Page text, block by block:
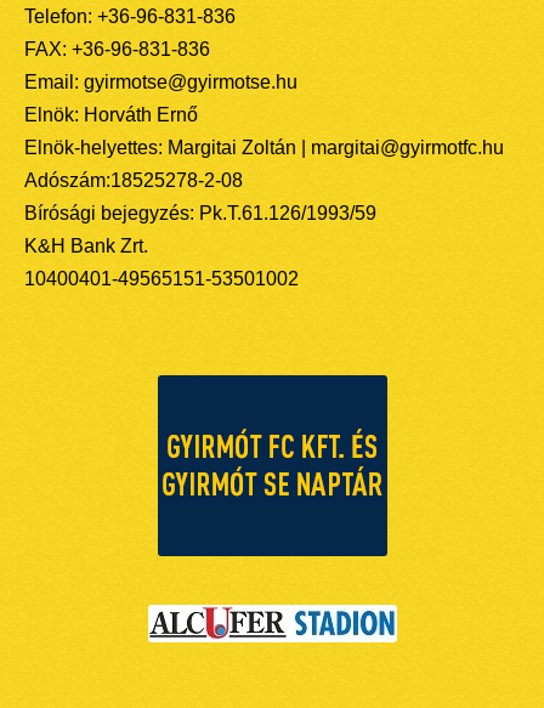
Telefon: +36-96-831-836
FAX: +36-96-831-836
Email: gyirmotse@gyirmotse.hu
Elnök: Horváth Ernő
Elnök-helyettes: Margitai Zoltán | margitai@gyirmotfc.hu
Adószám:18525278-2-08
Bírósági bejegyzés: Pk.T.61.126/1993/59
K&H Bank Zrt.
10400401-49565151-53501002